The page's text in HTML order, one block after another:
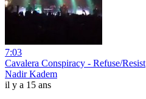
7:03
Cavalera Conspiracy - Refuse/Resist
Nadir Kadem
il y a 15 ans